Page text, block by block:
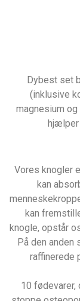
Dybest set
(inklusive
magnesium
hjælper
Vores knogler
kan
kan
knogle, opstår
På den anden
raffinerede
10 fødevarer,